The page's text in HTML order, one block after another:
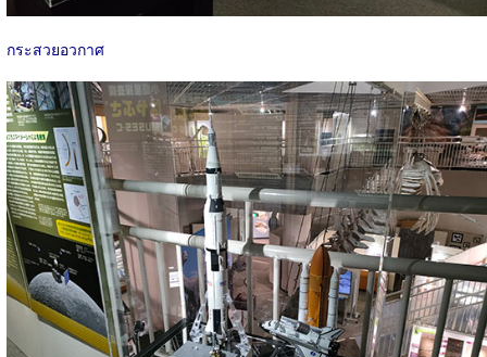
กระสวยอวกาศ